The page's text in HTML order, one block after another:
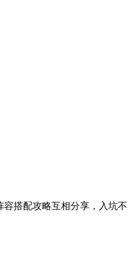
搭配攻略互相分享，入坑不